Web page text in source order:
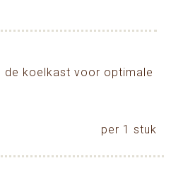
de koelkast voor optimale
per 1 stuk